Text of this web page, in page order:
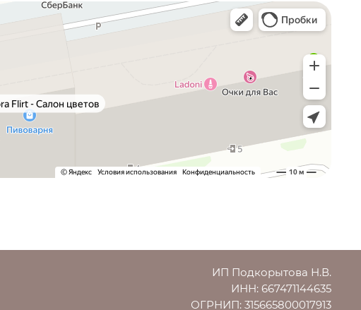
ИП Подкорытова Н.В.
ИНН: 667471144635
ОГРНИП: 315665800017913